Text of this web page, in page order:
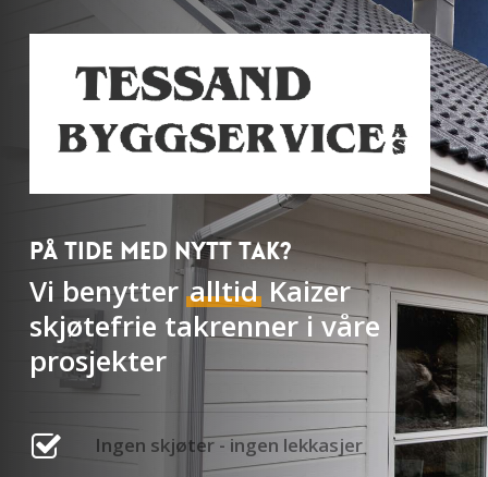
På tide med nytt tak?
Vi benytteralltidKaizer
skjøtefrie takrenner i våre
prosjekter
Ingen skjøter - ingen lekkasjer